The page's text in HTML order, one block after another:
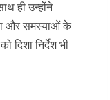
ही उन्होंने
और समस्याओं के
दिशा निर्देश भी